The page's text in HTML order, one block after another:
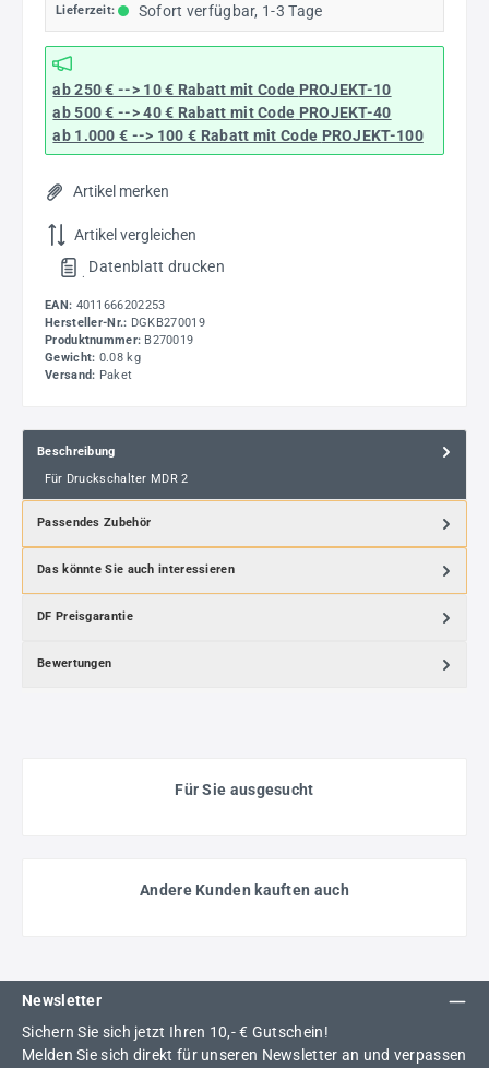
Lieferzeit: Sofort verfügbar, 1-3 Tage
ab 250 € --> 10 € Rabatt mit Code PROJEKT-10
ab 500 € --> 40 € Rabatt mit Code PROJEKT-40
ab 1.000 € --> 100 € Rabatt mit Code PROJEKT-100
Artikel merken
Artikel vergleichen
. Datenblatt drucken
EAN: 4011666202253
Hersteller-Nr.: DGKB270019
Produktnummer: B270019
Gewicht: 0.08 kg
Versand: Paket
Beschreibung
Für Druckschalter MDR 2
Passendes Zubehör
Das könnte Sie auch interessieren
DF Preisgarantie
Bewertungen
Für Sie ausgesucht
Andere Kunden kauften auch
Newsletter
Sichern Sie sich jetzt Ihren 10,- € Gutschein!
Melden Sie sich direkt für unseren Newsletter an und verpassen